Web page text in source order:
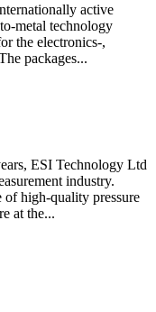
active
metal technology
the electronics-,
packages...
ESI Technology Ltd
industry.
of high-quality pressure
at the...